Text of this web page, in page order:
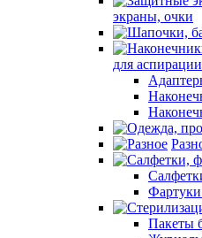
экраны, очки
для аспирации
Пакеты